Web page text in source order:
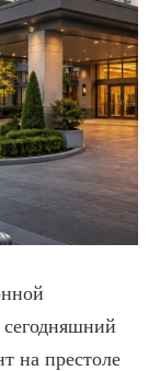
сегодняшний
на престоле